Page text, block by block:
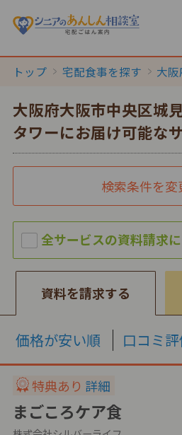
トップ 宅配食事を探す 大阪
大阪府大阪市中央区城
タワーにお届け可能な
検索条件を変
資料を請求する
価格が安い順 口コミ
特典あり 詳細
まごころケア食